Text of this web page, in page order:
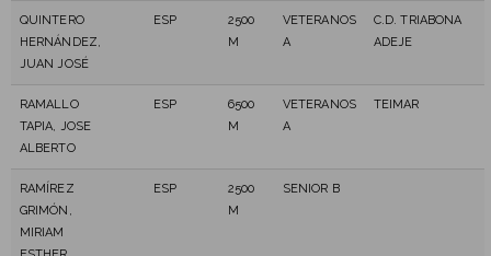
QUINTERO
HERNÁNDEZ,
JUAN JOSÉ
ESP
2500
M
VETERANOS
A
C.D. TRIABONA
ADEJE
RAMALLO
TAPIA, JOSE
ALBERTO
ESP
6500
M
VETERANOS
A
TEIMAR
RAMÍREZ
GRIMÓN,
MIRIAM
ESP
2500
M
SENIOR B